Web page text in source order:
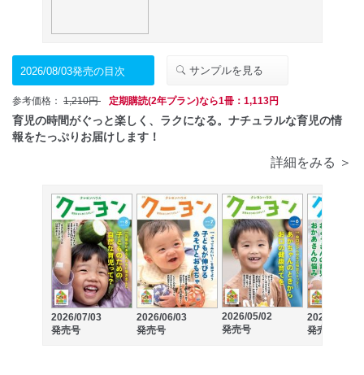
2026/08/03発売の目次 サンプルを見る
参考価格： 1,210円 定期購読(2年プラン)なら1冊：1,113円
育児の時間がぐっと楽しく、ラクになる。ナチュラルな育児の情
報をたっぷりお届けします！
詳細をみる ＞
2026/07/03
発売号
2026/06/03
発売号
2026/05/02
発売号
2026/04/03
発売号